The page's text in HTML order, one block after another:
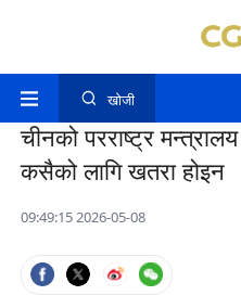
खोजी
चीनको परराष्ट्र
कसैको लागि खतरा होइन
09:49:15 2026-05-08